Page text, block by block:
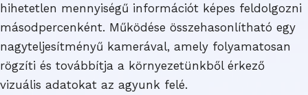
hihetetlen mennyiségű információt képes feldolgozni
másodpercenként. Működése összehasonlítható egy
nagyteljesítményű kamerával, amely folyamatosan
rögzíti és továbbítja a környezetünkből érkező
vizuális adatokat az agyunk felé.